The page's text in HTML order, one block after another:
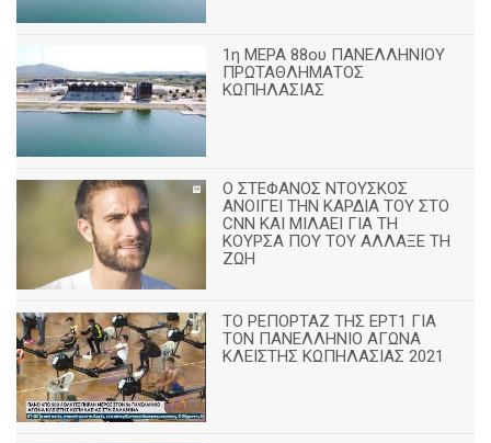
1η ΜΕΡΑ 88ου ΠΑΝΕΛΛΗΝΙΟΥ
ΠΡΩΤΑΘΛΗΜΑΤΟΣ
ΚΩΠΗΛΑΣΙΑΣ
Ο ΣΤΕΦΑΝΟΣ ΝΤΟΥΣΚΟΣ
ΑΝΟΙΓΕΙ ΤΗΝ ΚΑΡΔΙΑ ΤΟΥ ΣΤΟ
CNN ΚΑΙ ΜΙΛΑΕΙ ΓΙΑ ΤΗ
ΚΟΥΡΣΑ ΠΟΥ ΤΟΥ ΑΛΛΑΞΕ ΤΗ
ΖΩΗ
ΤΟ ΡΕΠΟΡΤΑΖ ΤΗΣ ΕΡΤ1 ΓΙΑ
ΤΟΝ ΠΑΝΕΛΛΗΝΙΟ ΑΓΩΝΑ
ΚΛΕΙΣΤΗΣ ΚΩΠΗΛΑΣΙΑΣ 2021